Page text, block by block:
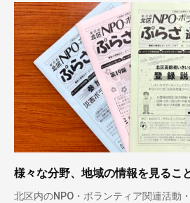
様々な分野、地域の情報を見るこ
北区内のNPO・ボランティア関連活動